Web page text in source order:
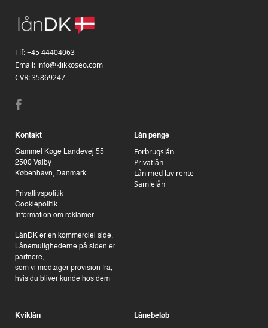
Tlf:+45 44404063
Email: info@klikkoseo.com
CVR: 35869247
Kontakt
Gammel Køge Landevej 55
2500 Valby
København, Danmark
Privatlivspolitik
Cookiepolitik
Information om reklamer
LånDK er en kommerciel side.
Lånemulighederne på siden er
partnere,
som vi modtager provision fra,
hvis du bliver kunde hos dem
Lån penge
Forbrugslån
Privatlån
Lån med lav rente
Samlelån
Kviklån Lånebeløb